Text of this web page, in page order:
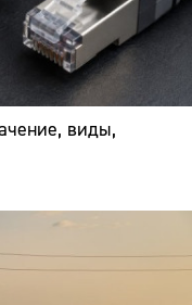
виды,